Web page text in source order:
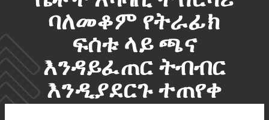
ባለመቆም የትራፊክ
ፍሰቱ ላይ ጫና
እንዳይፈጠር ትብብር
እንዲያደርጉ ተጠየቀ